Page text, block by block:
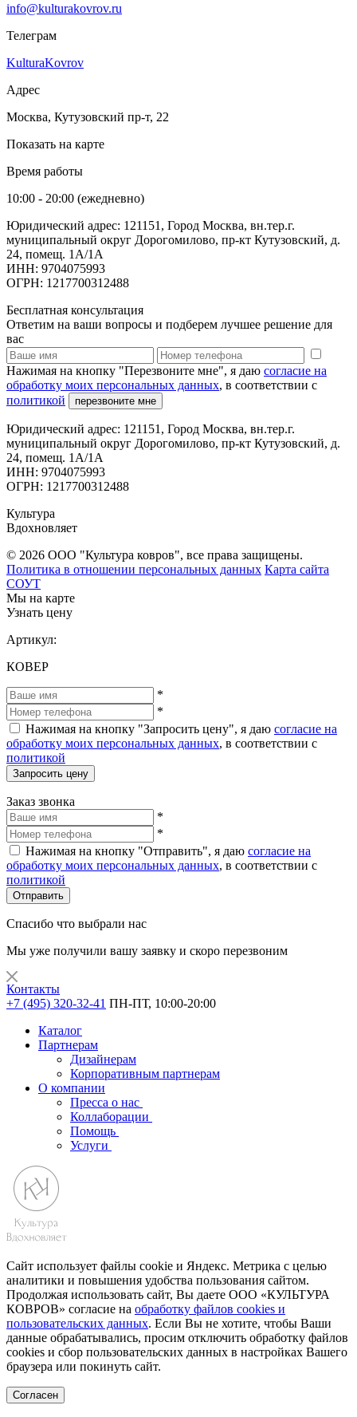
info@kulturakovrov.ru
Телеграм
KulturaKovrov
Адрес
Москва, Кутузовский пр-т, 22
Показать на карте
Время работы
10:00 - 20:00 (ежедневно)
Юридический адрес: 121151, Город Москва, вн.тер.г.
муниципальный округ Дорогомилово, пр-кт Кутузовский, д.
24, помещ. 1А/1А
ИНН: 9704075993
ОГРН: 1217700312488
Бесплатная консультация
Ответим на ваши вопросы и подберем лучшее решение для
вас
Нажимая на кнопку "Перезвоните мне", я даю согласие на
обработку моих персональных данных, в соответствии с
политикой
перезвоните мне
Юридический адрес: 121151, Город Москва, вн.тер.г.
муниципальный округ Дорогомилово, пр-кт Кутузовский, д.
24, помещ. 1А/1А
ИНН: 9704075993
ОГРН: 1217700312488
Культура
Вдохновляет
© 2026 ООО "Культура ковров", все права защищены.
Политика в отношении персональных данных Карта сайта
СОУТ
Мы на карте
Узнать цену
Артикул:
КОВЕР
*
*
Нажимая на кнопку "Запросить цену", я даю согласие на
обработку моих персональных данных, в соответствии с
политикой
Запросить цену
Заказ звонка
*
*
Нажимая на кнопку "Отправить", я даю согласие на
обработку моих персональных данных, в соответствии с
политикой
Отправить
Спасибо что выбрали нас
Мы уже получили вашу заявку и скоро перезвоним
Контакты
+7 (495) 320-32-41 ПН-ПТ, 10:00-20:00
Каталог
Партнерам
Дизайнерам
Корпоративным партнерам
О компании
Пресса о нас
Коллаборации
Помощь
Услуги
Сайт использует файлы cookie и Яндекс. Метрика с целью
аналитики и повышения удобства пользования сайтом.
Продолжая использовать сайт, Вы даете ООО «КУЛЬТУРА
КОВРОВ» согласие на обработку файлов cookies и
пользовательских данных. Если Вы не хотите, чтобы Ваши
данные обрабатывались, просим отключить обработку файлов
cookies и сбор пользовательских данных в настройках Вашего
браузера или покинуть сайт.
Согласен